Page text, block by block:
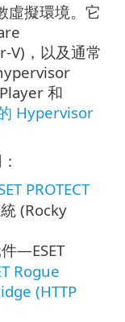
虛擬環境。它
V)，以及通常
和
Hypervisor
PROTECT
(Rocky
件—ESET
Rogue
(HTTP